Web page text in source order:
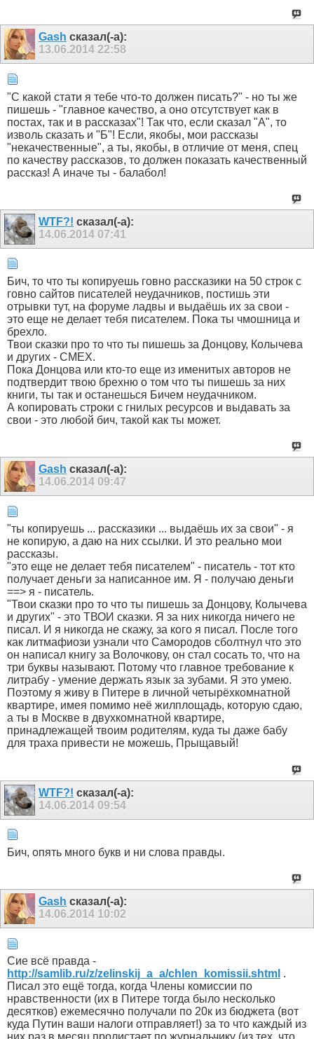
Gash сказал(-а):
13.06.2014 22:58
"С какой стати я тебе что-то должен писать?" - но ты же
пишешь - "главное качество, а оно отсутствует как в
постах, так и в рассказах"! Так что, если сказал "А", то
изволь сказать и "Б"! Если, якобы, мои рассказы
"некачественные", а ты, якобы, в отличие от меня, спец
по качеству рассказов, то должен показать качественный
рассказ! А иначе ты - балабол!
WTF?! сказал(-а):
14.06.2014 07:41
Бич, то что ты копируешь говно рассказики на 50 строк с
говно сайтов писателей неудачников, постишь эти
отрывки тут, на форуме ладвы и выдаёшь их за свои -
это еще не делает тебя писателем. Пока ты чмошница и
брехло.
Твои сказки про то что ты пишешь за Донцову, Колычева
и других - СМЕХ.
Пока Донцова или кто-то еще из именитых авторов не
подтвердит твою брехню о том что ты пишешь за них
книги, ты так и останешься Бичем неудачником.
А копировать строки с гнилых ресурсов и выдавать за
свои - это любой бич, такой как ты может.
Gash сказал(-а):
14.06.2014 09:47
"ты копируешь ... рассказики ... выдаёшь их за свои" - я
не копирую, а даю на них ссылки. И это реально мои
рассказы.
"это еще не делает тебя писателем" - писатель - тот кто
получает деньги за написанное им. Я - получаю деньги
==> я - писатель.
"Твои сказки про то что ты пишешь за Донцову, Колычева
и других" - это ТВОИ сказки. Я за них никогда ничего не
писал. И я никогда не скажу, за кого я писал. После того
как литмафиози узнали что Самородов сболтнул что это
он написал книгу за Волочкову, он стал сосать то, что на
три буквы называют. Потому что главное требование к
литрабу - умение держать язык за зубами. Я это умею.
Поэтому я живу в Питере в личной четырёхкомнатной
квартире, имея помимо неё жилплощадь, которую сдаю,
а ты в Москве в двухкомнатной квартире,
принадлежащей твоим родителям, куда ты даже бабу
для траха привести не можешь, Прыщавый!
WTF?! сказал(-а):
14.06.2014 09:54
Бич, опять много букв и ни слова правды.
Gash сказал(-а):
14.06.2014 10:02
Сие всё правда -
http://samlib.ru/z/zelinskij_a_a/chlen_komissii.shtml .
Писал это ещё тогда, когда Члены комиссии по
нравственности (их в Питере тогда было несколько
десятков) ежемесячно получали по 20к из бюджета (вот
куда Путин ваши налоги отправляет!) за то что каждый из
них раз в месяц пролистает по журнальчику (из тех, что